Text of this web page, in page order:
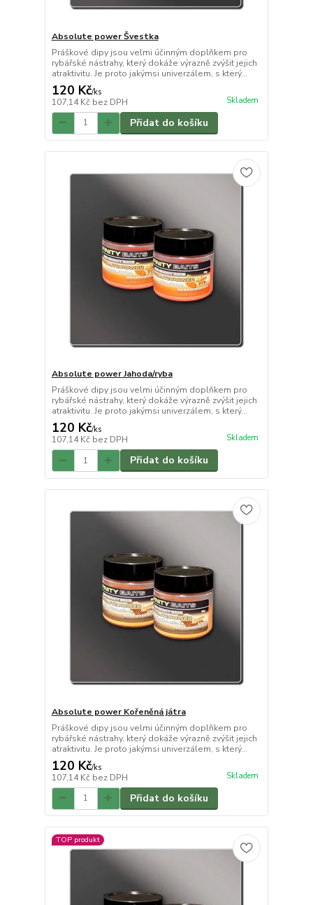
Absolute power Švestka
Práškové dipy jsou velmi účinným doplňkem pro
rybářské nástrahy, který dokáže výrazně zvýšit jejich
atraktivitu. Je proto jakýmsi univerzálem, s který...
120 Kč/ks
107,14 Kč bez DPH Skladem
Přidat do košíku
Absolute power Jahoda/ryba
Práškové dipy jsou velmi účinným doplňkem pro
rybářské nástrahy, který dokáže výrazně zvýšit jejich
atraktivitu. Je proto jakýmsi univerzálem, s který...
120 Kč/ks
107,14 Kč bez DPH Skladem
Přidat do košíku
Absolute power Kořeněná játra
Práškové dipy jsou velmi účinným doplňkem pro
rybářské nástrahy, který dokáže výrazně zvýšit jejich
atraktivitu. Je proto jakýmsi univerzálem, s který...
120 Kč/ks
107,14 Kč bez DPH Skladem
Přidat do košíku
TOP produkt